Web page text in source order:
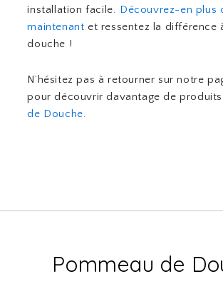
installation facile. Découvrez-en plus
maintenant et ressentez la différence
douche !
N’hésitez pas à retourner sur notre
pour découvrir davantage de
de Douche.
Pommeau de